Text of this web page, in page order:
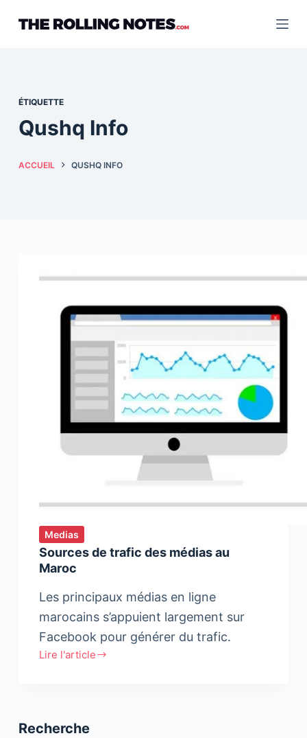
ÉTIQUETTE
Qushq Info
ACCUEIL QUSHQ INFO
Medias
Sources de trafic des médias au
Maroc
Les principaux médias en ligne
marocains s’appuient largement sur
Facebook pour générer du trafic.
Lire l'article
Sources
médias
Recherche